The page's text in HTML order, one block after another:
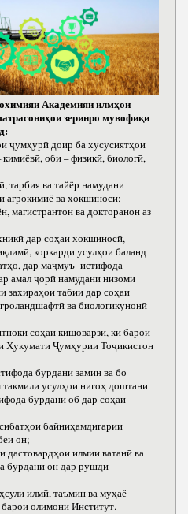
Академияи илмҳои
зеринро мувофиқи
ҷумҳурӣ доир ба хусусиятҳои
оби – физикӣ, биологӣ,
тарбия ва тайёр намудани
агрокимиё ва хокшиносӣ;
магистрантон ва докторанон аз
дар соҳаи хокшиносӣ,
коркарди усулҳои баланд
дар маҷмӯъ истифода
амал ҷорӣ намудани низоми
захираҳои табии дар соҳаи
ва биологикунонӣ
соҳаи кишоварзӣ, ки барои
Ҳукумати Ҷумҳурии Тоҷикистон
бурдани замин ва бо
усулҳои нигоҳ доштани
бурдани об дар соҳаи
байниҳамдигарии
он;
дастовардҳои илмии ватанӣ ва
бурдани он дар рушди
илмӣ, таъмин ва муҳаё
олимони Институт.